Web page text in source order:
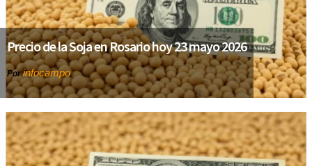
Precio de la Soja en Rosario hoy 23 mayo 2026
Porinfocampo